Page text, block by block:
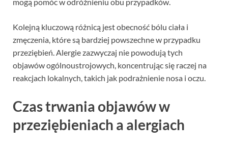
Kolejną kluczową różnicą jest obecność bólu ciała i
zmęczenia, które są bardziej powszechne w przypadku
przeziębień. Alergie zazwyczaj nie powodują tych
objawów ogólnoustrojowych, koncentrując się raczej na
reakcjach lokalnych, takich jak podrażnienie nosa i oczu.
Czas trwania objawów w
przeziębieniach a alergiach